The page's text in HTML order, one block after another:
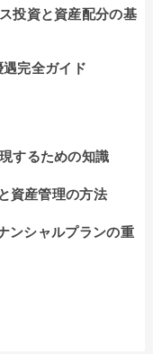
投資と資産配分の基
完全ガイド
するための知識
資産管理の方法
ンシャルプランの重